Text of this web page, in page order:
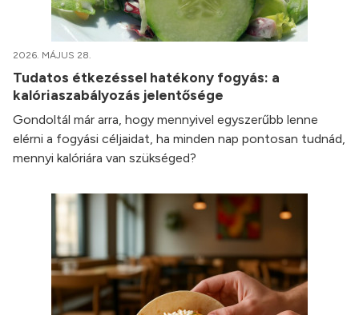
2026. MÁJUS 28.
Tudatos étkezéssel hatékony fogyás: a
kalóriaszabályozás jelentősége
Gondoltál már arra, hogy mennyivel egyszerűbb lenne
elérni a fogyási céljaidat, ha minden nap pontosan tudnád,
mennyi kalóriára van szükséged?